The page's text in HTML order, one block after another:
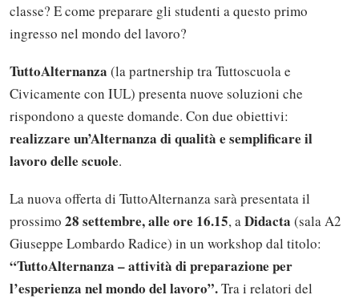
classe? E come preparare gli studenti a questo primo
ingresso nel mondo del lavoro?
TuttoAlternanza (la partnership tra Tuttoscuola e
Civicamente con IUL) presenta nuove soluzioni che
rispondono a queste domande. Con due obiettivi:
realizzare un’Alternanza di qualità e semplificare il
lavoro delle scuole.
La nuova offerta di TuttoAlternanza sarà presentata il
prossimo 28 settembre, alle ore 16.15, aDidacta (sala A2
Giuseppe Lombardo Radice) in un workshop dal titolo:
“TuttoAlternanza – attività di preparazione per
l’esperienza nel mondo del lavoro”.Tra i relatori del